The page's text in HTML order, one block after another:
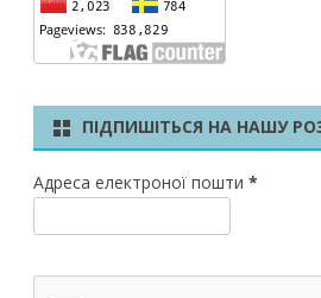
ПІДПИШІТЬСЯ НА НАШУ
Адреса електроної пошти *